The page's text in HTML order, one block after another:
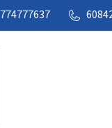
774777637